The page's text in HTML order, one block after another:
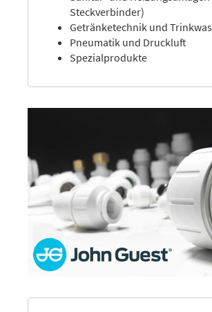
Steckverbinder)
Getränketechnik und
Pneumatik und Druckluft
Spezialprodukte